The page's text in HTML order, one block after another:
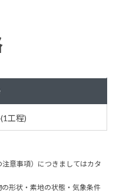
工程)
意事項）につきましてはカタ
形状・素地の状態・気象条件